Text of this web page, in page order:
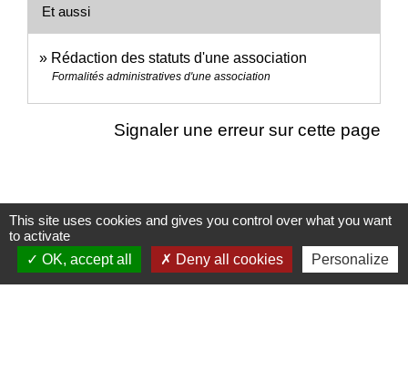
Et aussi
Rédaction des statuts d'une association
Formalités administratives d'une association
Signaler une erreur sur cette page
Nous contacter
Commune de Puylaurens
This site uses cookies and gives you control over what you want
to activate
OK, accept all
Deny all cookies Personalize